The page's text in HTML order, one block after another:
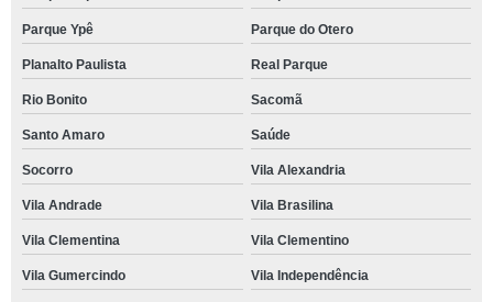
Parque Ypê Parque do Otero
Planalto Paulista Real Parque
Rio Bonito Sacomã
Santo Amaro Saúde
Socorro Vila Alexandria
Vila Andrade Vila Brasilina
Vila Clementina Vila Clementino
Vila Gumercindo Vila Independência